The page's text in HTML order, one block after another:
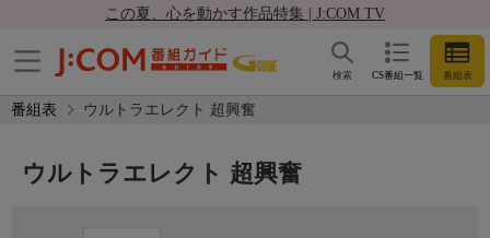
この夏、心を動かす作品特集 | J:COM TV
CS番組一覧 番組表
検索
番組表 ウルトラエレクト 超興奮
ウルトラエレクト 超興奮